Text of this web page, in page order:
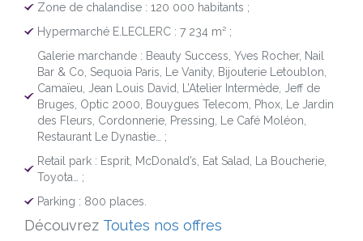
Zone de chalandise : 120 000 habitants ;
Hypermarché E.LECLERC : 7 234 m² ;
Galerie marchande : Beauty Success, Yves Rocher, Nail
Bar & Co, Sequoia Paris, Le Vanity, Bijouterie Letoublon,
Camaïeu, Jean Louis David, L’Atelier Intermède, Jeff de
Bruges, Optic 2000, Bouygues Telecom, Phox, Le Jardin
des Fleurs, Cordonnerie, Pressing, Le Café Moléon,
Restaurant Le Dynastie… ;
Retail park : Esprit, McDonald’s, Eat Salad, La Boucherie,
Toyota… ;
Parking : 800 places.
Découvrez Toutes nos offres